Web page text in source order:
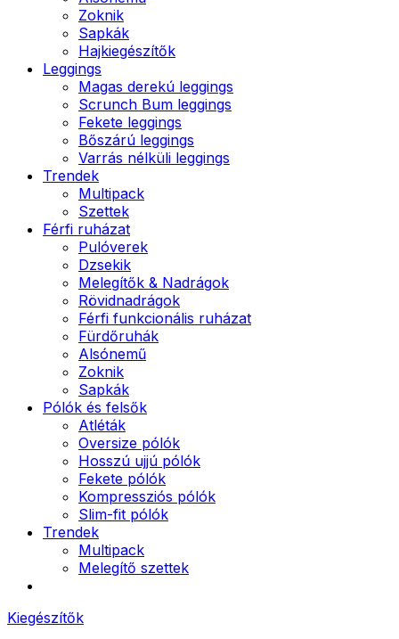
Zoknik
Sapkák
Hajkiegészítők
Leggings
Magas derekú leggings
Scrunch Bum leggings
Fekete leggings
Bőszárú leggings
Varrás nélküli leggings
Trendek
Multipack
Szettek
Férfi ruházat
Pulóverek
Dzsekik
Melegítők & Nadrágok
Rövidnadrágok
Férfi funkcionális ruházat
Fürdőruhák
Alsónemű
Zoknik
Sapkák
Pólók és felsők
Atléták
Oversize pólók
Hosszú ujjú pólók
Fekete pólók
Kompressziós pólók
Slim-fit pólók
Trendek
Multipack
Melegítő szettek
Kiegészítők